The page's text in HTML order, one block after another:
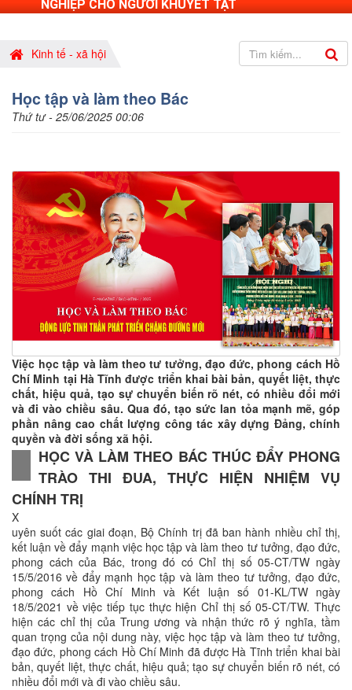
NGHIỆP CHO NGƯỜI KHUYẾT TẬT
Kinh tế - xã hội
Học tập và làm theo Bác
Thứ tư - 25/06/2025 00:06
Việc học tập và làm theo tư tưởng, đạo đức, phong cách Hồ
Chí Minh tại Hà Tĩnh được triển khai bài bản, quyết liệt, thực
chất, hiệu quả, tạo sự chuyển biến rõ nét, có nhiều đổi mới
và đi vào chiều sâu. Qua đó, tạo sức lan tỏa mạnh mẽ, góp
phần nâng cao chất lượng công tác xây dựng Đảng, chính
quyền và đời sống xã hội.
HỌC VÀ LÀM THEO BÁC THÚC ĐẨY PHONG
TRÀO THI ĐUA, THỰC HIỆN NHIỆM VỤ
CHÍNH TRỊ
X
uyên suốt các giai đoạn, Bộ Chính trị đã ban hành nhiều chỉ thị,
kết luận về đẩy mạnh việc học tập và làm theo tư tưởng, đạo đức,
phong cách của Bác, trong đó có Chỉ thị số 05-CT/TW ngày
15/5/2016 về đẩy mạnh học tập và làm theo tư tưởng, đạo đức,
phong cách Hồ Chí Minh và Kết luận số 01-KL/TW ngày
18/5/2021 về việc tiếp tục thực hiện Chỉ thị số 05-CT/TW. Thực
hiện các chỉ thị của Trung ương và nhận thức rõ ý nghĩa, tầm
quan trọng của nội dung này, việc học tập và làm theo tư tưởng,
đạo đức, phong cách Hồ Chí Minh đã được Hà Tĩnh triển khai bài
bản, quyết liệt, thực chất, hiệu quả; tạo sự chuyển biến rõ nét, có
nhiều đổi mới và đi vào chiều sâu.